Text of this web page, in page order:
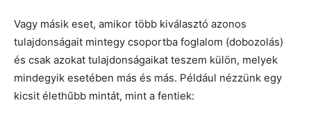
Vagy másik eset, amikor több kiválasztó azonos
tulajdonságait mintegy csoportba foglalom (dobozolás)
és csak azokat tulajdonságaikat teszem külön, melyek
mindegyik esetében más és más. Például nézzünk egy
kicsit élethűbb mintát, mint a fentiek: